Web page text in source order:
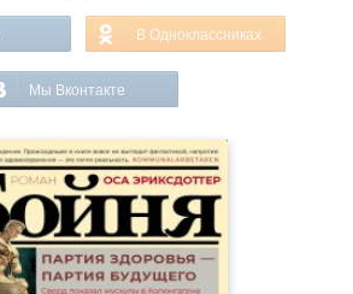
В Одноклассниках
Мы Вконтакте